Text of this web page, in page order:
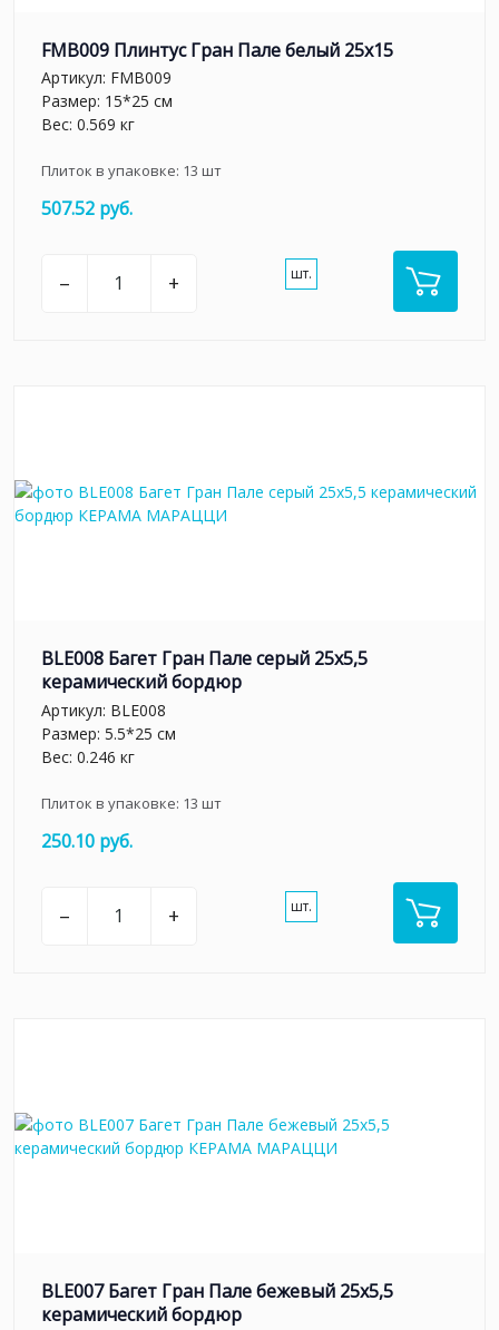
FMB009 Плинтус Гран Пале белый 25x15
Артикул: FMB009
Размер: 15*25 см
Вес: 0.569 кг
Плиток в упаковке: 13 шт
507.52 руб.
– + шт.
BLE008 Багет Гран Пале серый 25x5,5
керамический бордюр
Артикул: BLE008
Размер: 5.5*25 см
Вес: 0.246 кг
Плиток в упаковке: 13 шт
250.10 руб.
– + шт.
BLE007 Багет Гран Пале бежевый 25x5,5
керамический бордюр